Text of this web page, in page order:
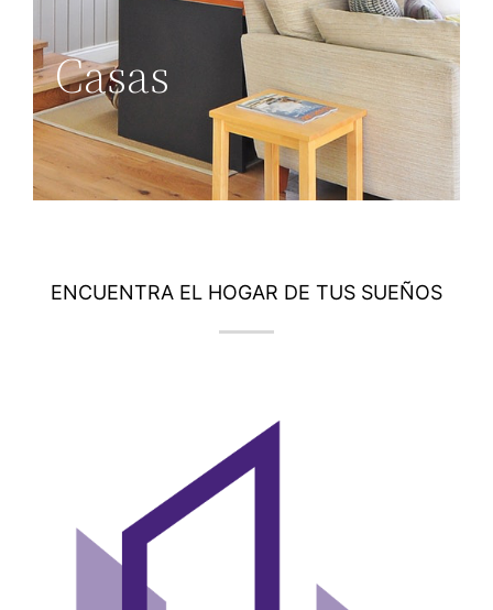
Casas
Propiedades
ENCUENTRA EL HOGAR DE TUS SUEÑOS